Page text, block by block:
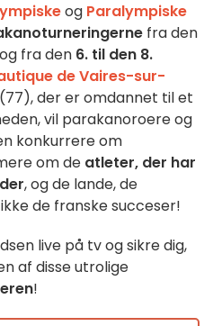
og Paralympiske
fra den
og fra den 6. til den 8.
de Vaires-sur-
der er omdannet til et
vil parakanoroere og
konkurrere om
om de atleter, der har
, og de lande, de
de franske succeser!
live på tv og sikre dig,
af disse utrolige
!